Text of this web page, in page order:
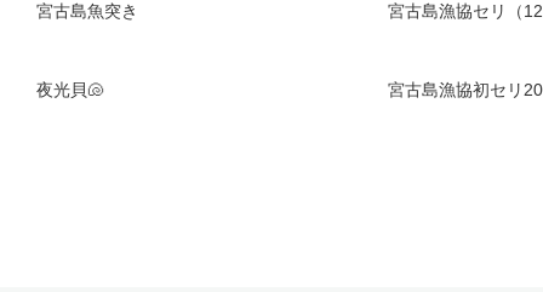
宮古島魚突き 宮古島漁協セリ（
夜光貝🐚‎ 宮古島漁協初セリ